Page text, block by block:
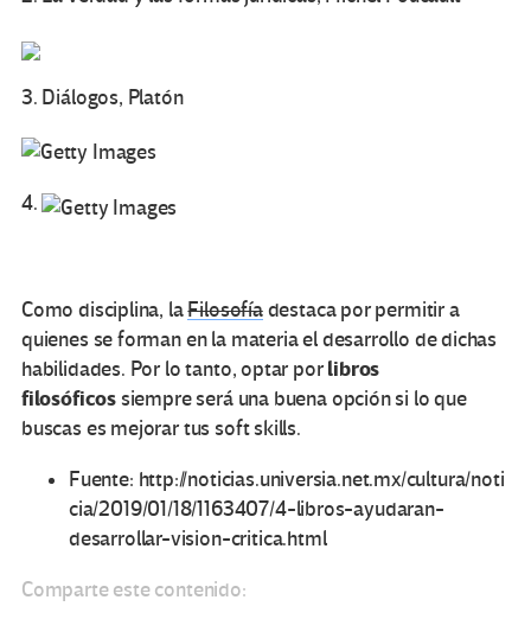
3. Diálogos, Platón
4.
Como disciplina, laFilosofíadestaca por permitir a
quienes se forman en la materia el desarrollo de dichas
habilidades. Por lo tanto, optar porlibros
filosóficos siempre será una buena opción si lo que
buscas es mejorar tus soft skills.
Fuente: http://noticias.universia.net.mx/cultura/noti
cia/2019/01/18/1163407/4-libros-ayudaran-
desarrollar-vision-critica.html
Comparte este contenido: